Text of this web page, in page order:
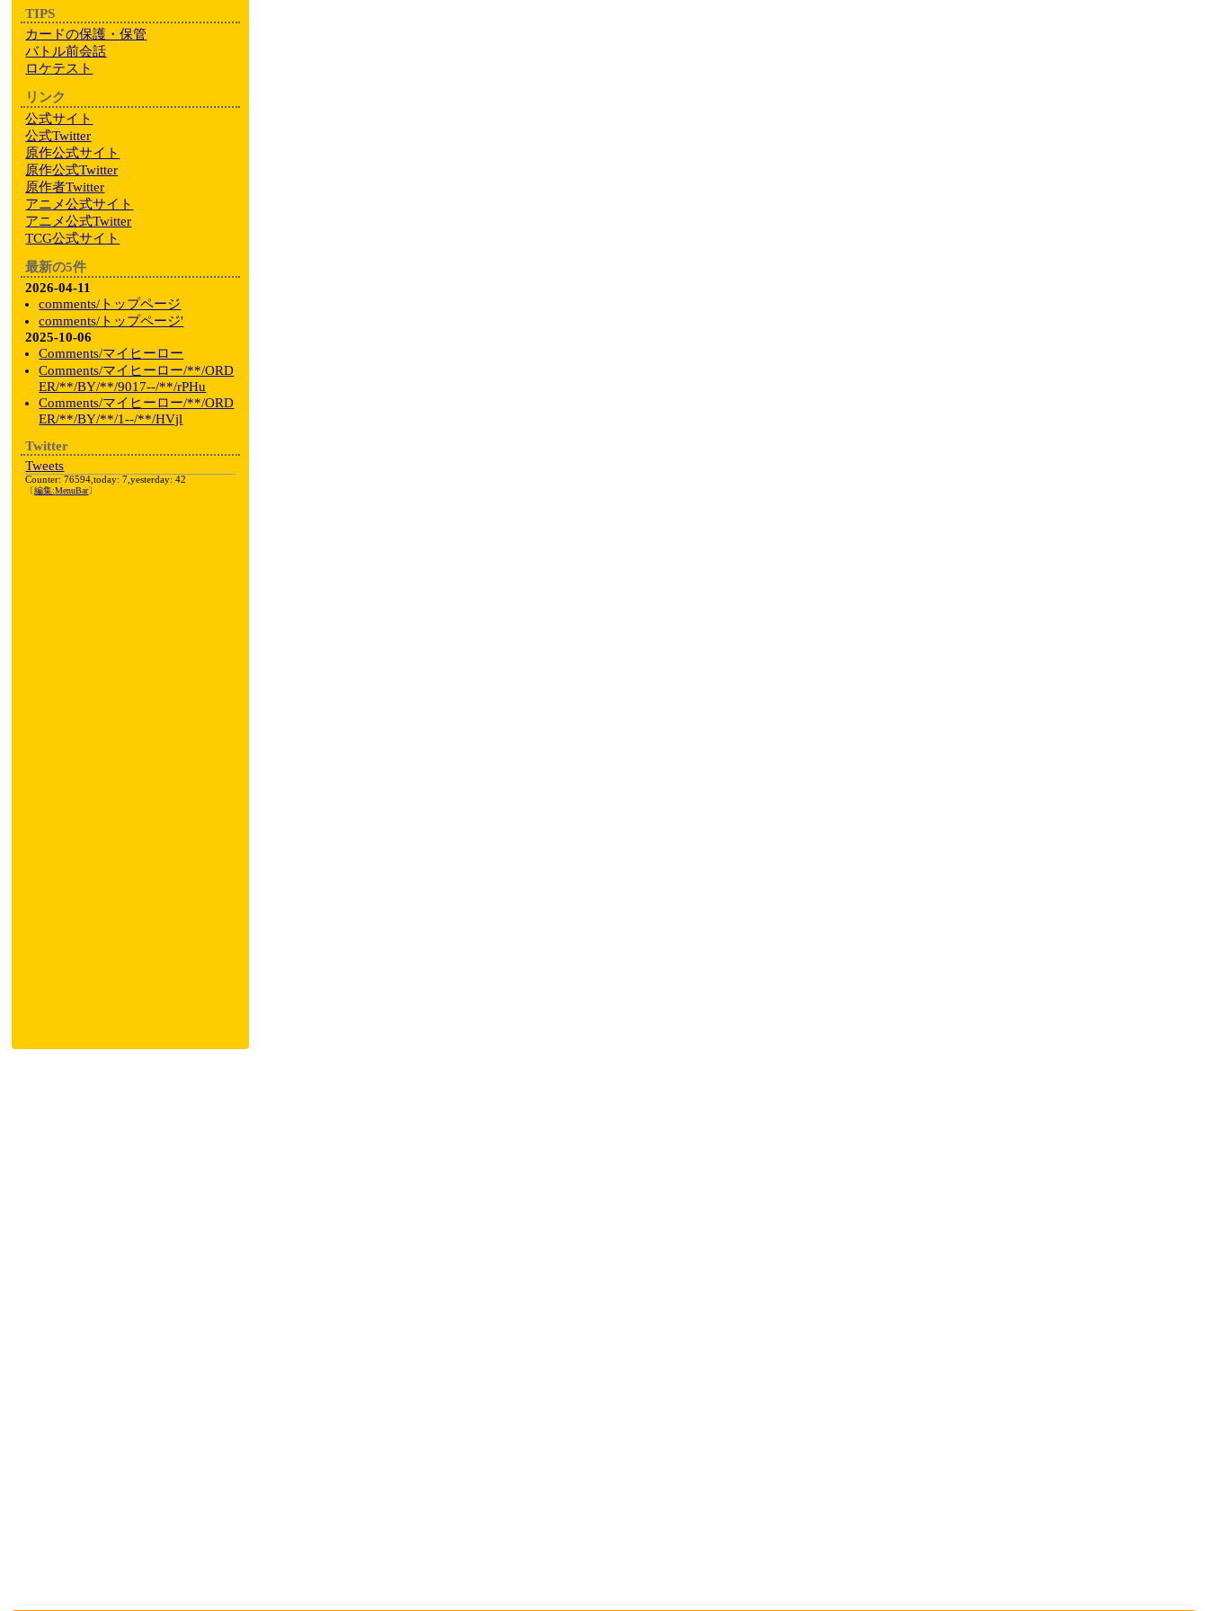
TIPS
カードの保護・保管
バトル前会話
ロケテスト
リンク
公式サイト
公式Twitter
原作公式サイト
原作公式Twitter
原作者Twitter
アニメ公式サイト
アニメ公式Twitter
TCG公式サイト
最新の5件
2026-04-11
comments/トップページ
comments/トップページ'
2025-10-06
Comments/マイヒーロー
Comments/マイヒーロー/**/ORD
ER/**/BY/**/9017--/**/rPHu
Comments/マイヒーロー/**/ORD
ER/**/BY/**/1--/**/HVjl
Twitter
Tweets
Counter: 76594,today: 7,yesterday: 42
〔編集:MenuBar〕